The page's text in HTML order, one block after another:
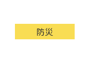
防災